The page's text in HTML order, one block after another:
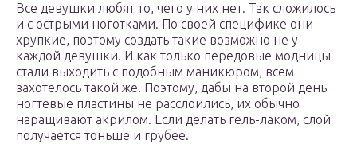
Все девушки любят то, чего у них нет. Так сложилось
и с острыми ноготками. По своей специфике они
хрупкие, поэтому создать такие возможно не у
каждой девушки. И как только передовые модницы
стали выходить с подобным маникюром, всем
захотелось такой же. Поэтому, дабы на второй день
ногтевые пластины не расслоились, их обычно
наращивают акрилом. Если делать гель-лаком, слой
получается тоньше и грубее.